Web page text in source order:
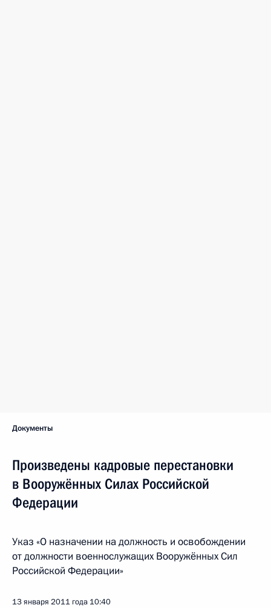
Документы
Произведены кадровые перестановки
в Вооружённых Силах Российской
Федерации
Указ «О назначении на должность и освобождении
от должности военнослужащих Вооружённых Сил
Российской Федерации»
13 января 2011 года 10:40